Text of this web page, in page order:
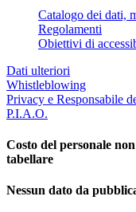
Catalogo dei dati,
Regolamenti
Obiettivi di
Dati ulteriori
Whistleblowing
Privacy e Responsabile
P.I.A.O.
Costo del personale
tabellare
Nessun dato da